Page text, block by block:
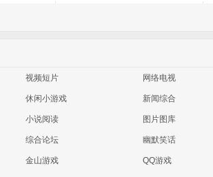
视频短片 网络电视
休闲小游戏 新闻综合
小说阅读 图片图库
综合论坛 幽默笑话
金山游戏 QQ游戏